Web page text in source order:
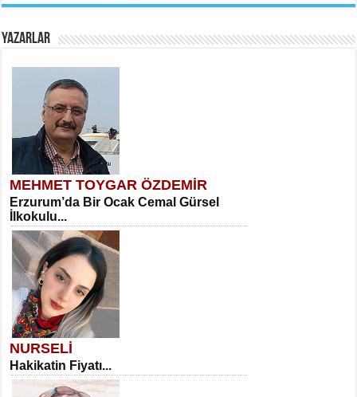
YAZARLAR
MEHMET TOYGAR ÖZDEMİR
Erzurum’da Bir Ocak Cemal Gürsel
İlkokulu...
NURSELİ
Hakikatin Fiyatı...